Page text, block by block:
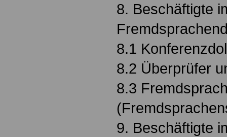
8. Beschäftigte
8.1
8.2 Überprüfer
8.3
9. Beschäftigte